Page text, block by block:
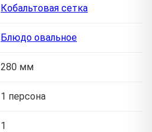
Кобальтовая сетка
Блюдо овальное
280 мм
1 персона
1